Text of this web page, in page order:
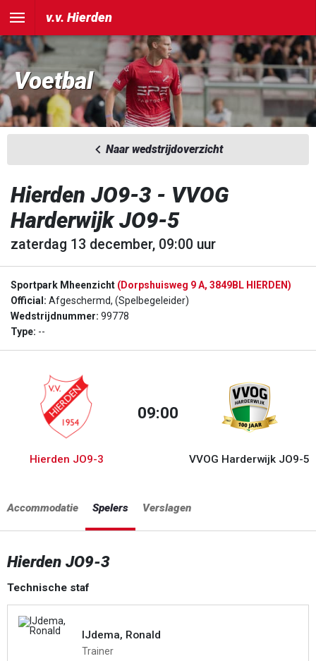
v.v. Hierden
Voetbal
Naar wedstrijdoverzicht
Hierden JO9-3 - VVOG
Harderwijk JO9-5
zaterdag 13 december, 09:00 uur
Sportpark Mheenzicht (Dorpshuisweg 9 A, 3849BL HIERDEN)
Official: Afgeschermd, (Spelbegeleider)
Wedstrijdnummer: 99778
Type: --
Hierden JO9-3
09:00
VVOG Harderwijk JO9-5
Accommodatie Spelers Verslagen
Hierden JO9-3
Technische staf
IJdema, Ronald
Trainer